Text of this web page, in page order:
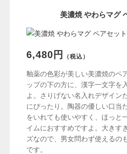
美濃焼 やわらマグ
6,480円 （税込）
釉薬の色彩が美しい美濃焼のペ
ップの下の方に、漢字一文字を
よ。さりげない名入れデザイン
にぴったり。陶器の優しい口当
をいれても使いやすく、ほっと
イムにおすすめですよ。大きす
ズなので、男女問わず使えるの
です。